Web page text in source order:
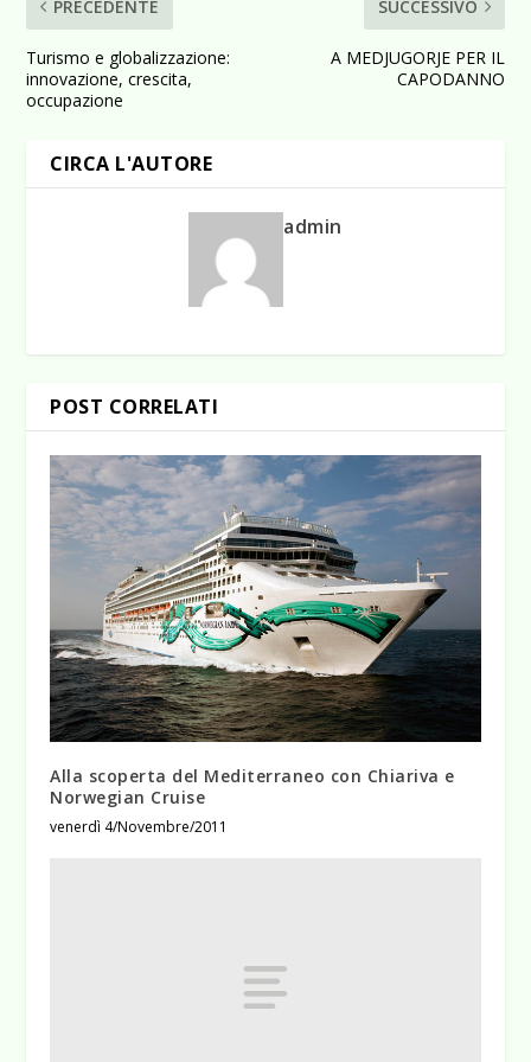
PRECEDENTE
Turismo e globalizzazione:
innovazione, crescita,
occupazione
SUCCESSIVO
A MEDJUGORJE PER IL
CAPODANNO
CIRCA L'AUTORE
admin
POST CORRELATI
Alla scoperta del Mediterraneo con Chiariva e
Norwegian Cruise
venerdì 4/Novembre/2011